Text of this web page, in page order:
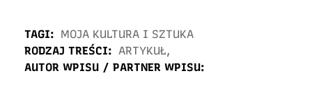
TAGI: MOJA KULTURA I SZTUKA
RODZAJ TREŚCI: ARTYKUŁ,
AUTOR WPISU / PARTNER WPISU: